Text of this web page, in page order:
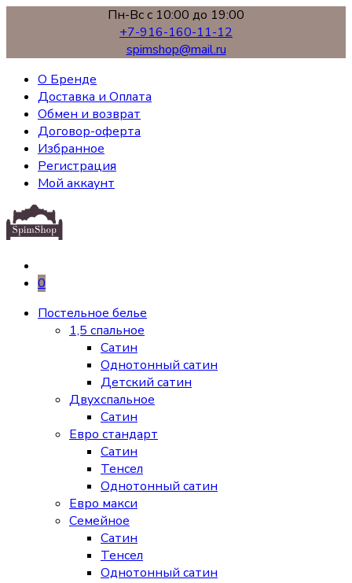
Пн-Вс с 10:00 до 19:00
+7-916-160-11-12
spimshop@mail.ru
О Бренде
Доставка и Оплата
Обмен и возврат
Договор-оферта
Избранное
Регистрация
Мой аккаунт
0
Постельное белье
1,5 спальное
Сатин
Однотонный сатин
Детский сатин
Двухспальное
Сатин
Евро стандарт
Сатин
Тенсел
Однотонный сатин
Евро макси
Семейное
Сатин
Тенсел
Однотонный сатин